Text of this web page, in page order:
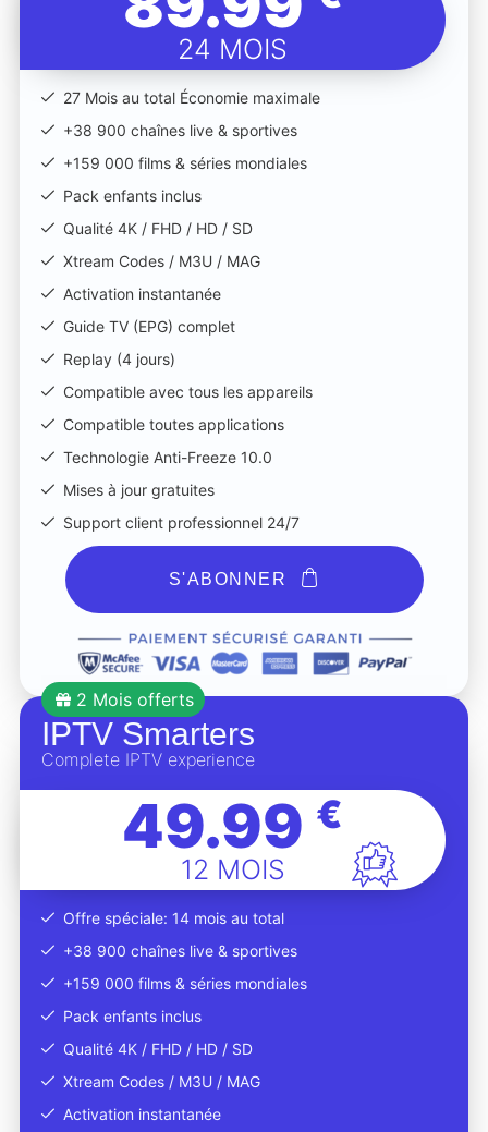
24 MOIS
27 Mois au total Économie maximale
+38 900 chaînes live & sportives
+159 000 films & séries mondiales
Pack enfants inclus
Qualité 4K / FHD / HD / SD
Xtream Codes / M3U / MAG
Activation instantanée
Guide TV (EPG) complet
Replay (4 jours)
Compatible avec tous les appareils
Compatible toutes applications
Technologie Anti-Freeze 10.0
Mises à jour gratuites
Support client professionnel 24/7
S'ABONNER
2 Mois offerts
IPTV Smarters
Complete IPTV experience
49.99 €
12 MOIS
Offre spéciale: 14 mois au total
+38 900 chaînes live & sportives
+159 000 films & séries mondiales
Pack enfants inclus
Qualité 4K / FHD / HD / SD
Xtream Codes / M3U / MAG
Activation instantanée